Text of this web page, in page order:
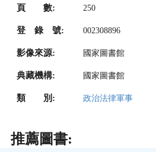
頁 數: 250
登 錄 號: 002308896
影像來源: 國家圖書館
典藏機構: 國家圖書館
類 別: 政治法律軍事
推薦圖書: